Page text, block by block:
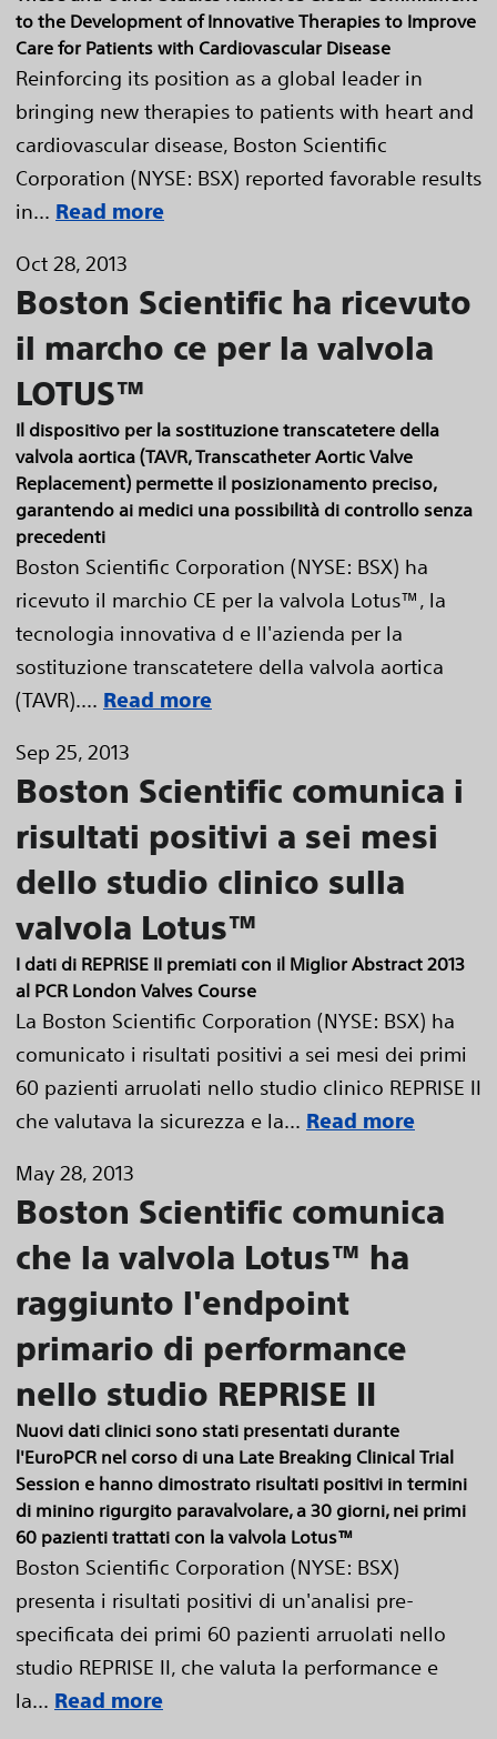
to the Development of Innovative Therapies to Improve
Care for Patients with Cardiovascular Disease
Reinforcing its position as a global leader in
bringing new therapies to patients with heart and
cardiovascular disease, Boston Scientific
Corporation (NYSE: BSX) reported favorable results
in... Read more
Oct 28, 2013
Boston Scientific ha ricevuto
il marcho ce per la valvola
LOTUS™
Il dispositivo per la sostituzione transcatetere della
valvola aortica (TAVR, Transcatheter Aortic Valve
Replacement) permette il posizionamento preciso,
garantendo ai medici una possibilità di controllo senza
precedenti
Boston Scientific Corporation (NYSE: BSX) ha
ricevuto il marchio CE per la valvola Lotus™, la
tecnologia innovativa d e ll'azienda per la
sostituzione transcatetere della valvola aortica
(TAVR).... Read more
Sep 25, 2013
Boston Scientific comunica i
risultati positivi a sei mesi
dello studio clinico sulla
valvola Lotus™
I dati di REPRISE II premiati con il Miglior Abstract 2013
al PCR London Valves Course
La Boston Scientific Corporation (NYSE: BSX) ha
comunicato i risultati positivi a sei mesi dei primi
60 pazienti arruolati nello studio clinico REPRISE II
che valutava la sicurezza e la... Read more
May 28, 2013
Boston Scientific comunica
che la valvola Lotus™ ha
raggiunto l'endpoint
primario di performance
nello studio REPRISE II
Nuovi dati clinici sono stati presentati durante
l'EuroPCR nel corso di una Late Breaking Clinical Trial
Session e hanno dimostrato risultati positivi in termini
di minino rigurgito paravalvolare, a 30 giorni, nei primi
60 pazienti trattati con la valvola Lotus™
Boston Scientific Corporation (NYSE: BSX)
presenta i risultati positivi di un'analisi pre-
specificata dei primi 60 pazienti arruolati nello
studio REPRISE II, che valuta la performance e
la... Read more